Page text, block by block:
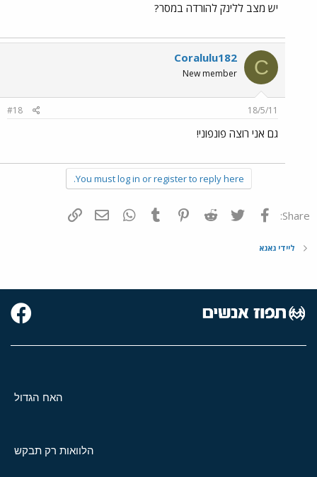
יש מצב ללינק להורדה במסר?
C
Coralulu182
New member
18/5/11
#18
גם אני רוצה פונפוני!
You must log in or register to reply here.
Share: פייסבוק Twitter
Reddit
Pinterest
Tumblr
WhatsAppדואר אלקטרוני
ליידי גאגא
האח הגדול
הלוואות רק תבקש